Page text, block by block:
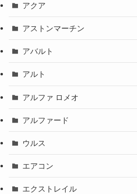
アクア
アストンマーチン
アバルト
アルト
アルファ ロメオ
アルファード
ウルス
エアコン
エクストレイル